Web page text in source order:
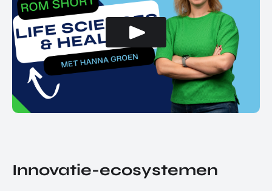
Innovatie-ecosystemen